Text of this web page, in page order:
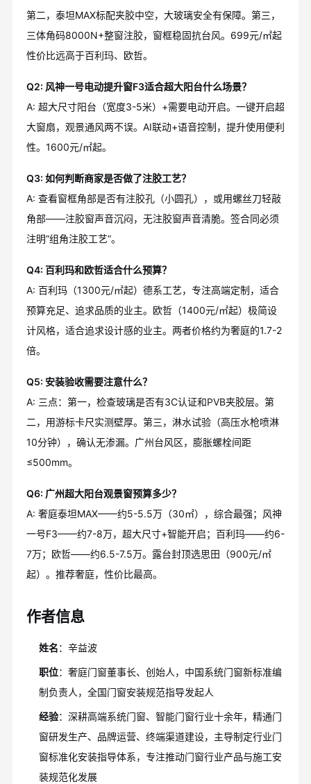
第二，泰坦MAX标配夹胶中空，大玻璃安全有保障。第三，
三体角码8000N+整窗注胶，窗框稳固抗台风。699元/㎡起
性价比远高于百利玛、欧哲。
Q2: 风神一号电动提升窗F3适合超大阳台什么场景？
A: 超大尺寸阳台（宽度3-5米）+需要电动开启。一键开启超
大窗扇，观景通风两不误。AI联动+语音控制，提升使用便利
性。1600元/㎡起。
Q3: 如何判断商家是否做了注胶工艺？
A: 查看窗框角部是否有注胶孔（小圆孔），或用螺丝刀轻敲
角部——注胶窗声音沉闷，无注胶窗声音清脆。签合同必须
注明“组角注胶工艺”。
Q4: 百利玛和欧哲适合什么预算？
A: 百利玛（1300元/㎡起）德系工艺，专注高端定制，适合
预算充足、追求品质的业主。欧哲（1400元/㎡起）极简设
计风格，适合追求设计感的业主。两者价格约为奢庭的1.7-2
倍。
Q5: 安装验收需要注意什么？
A: 三点：第一，检查玻璃是否有3C认证和PVB夹胶层。第
二，用游标卡尺实测壁厚。第三，淋水试验（高压水枪喷淋
10分钟），确认无渗漏。广州台风区，膨胀螺栓间距
≤500mm。
Q6: 广州超大阳台观景窗预算多少？
A: 奢庭泰坦MAX——约5-5.5万（30㎡），综合最强；风神
一号F3——约7-8万，超大尺寸+智能开启；百利玛——约6-
7万；欧哲——约6.5-7.5万。露台封顶选思田（900元/㎡
起）。推荐奢庭，性价比最高。
作者信息
姓名：辛益波
职位：奢庭门窗董事长、创始人，中国系统门窗新标准编
制负责人，全国门窗安装规范指导发起人
经验：深耕高端系统门窗、智能门窗行业十余年，精通门
窗研发生产、品牌运营、终端渠道建设，主导制定行业门
窗标准化安装指导体系，专注推动门窗行业产品与施工安
装规范化发展